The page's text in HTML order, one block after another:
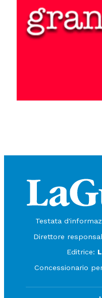
Testata
Direttore
Editrice:
Concessionario